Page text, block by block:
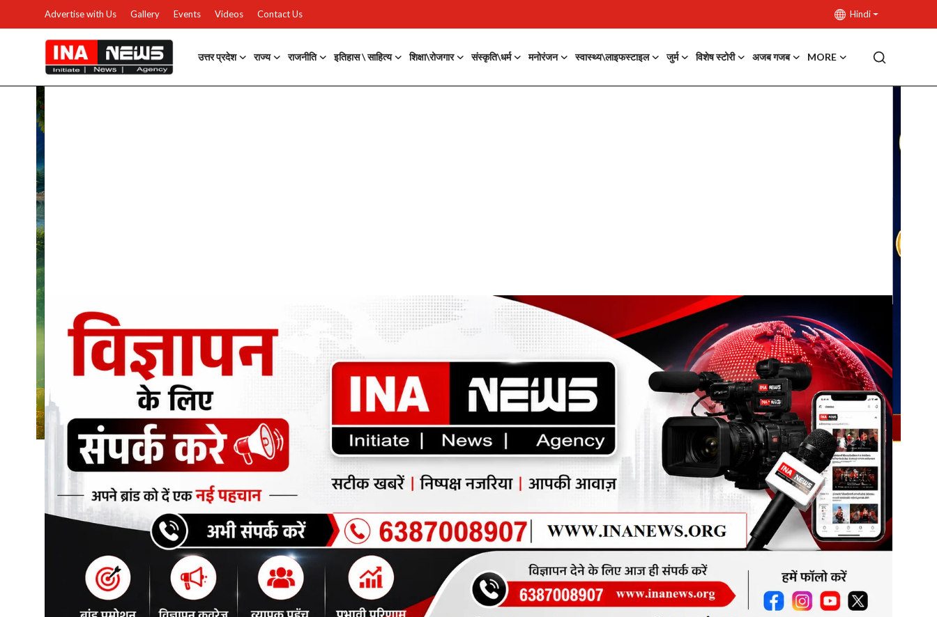
Advertise with Us Gallery Events Videos Contact Us Hindi
उत्तर प्रदेश राज्य राजनीति इतिहास \ साहित्य शिक्षा\रोजगार संस्कृति\धर्म मनोरंजन स्वास्थ्य\लाइफस्टाइल जुर्म विशेष स्टोरी अजब गजब MORE
उत्तर प्रदेश
Advertise with Us
Events
Gallery
राजनीति
Contacts
इतिहास \ साहित्य
शिक्षा\रोजगार
मनोरंजन
स्वास्थ्य\लाइफस्टाइल
अजब गजब
टेक्नोलॉजी / बिजनेस